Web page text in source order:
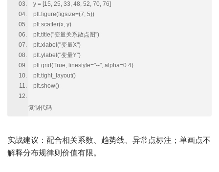
y = [15, 25, 33, 48, 52, 70, 76]
plt.figure(figsize=(7, 5))
plt.scatter(x, y)
plt.title("变量关系散点图")
plt.xlabel("变量X")
plt.ylabel("变量Y")
plt.grid(True, linestyle="--", alpha=0.4)
plt.tight_layout()
plt.show()
复制代码
实战建议：配合相关系数、趋势线、异常点标注；单画点不
解释分布规律则价值有限。